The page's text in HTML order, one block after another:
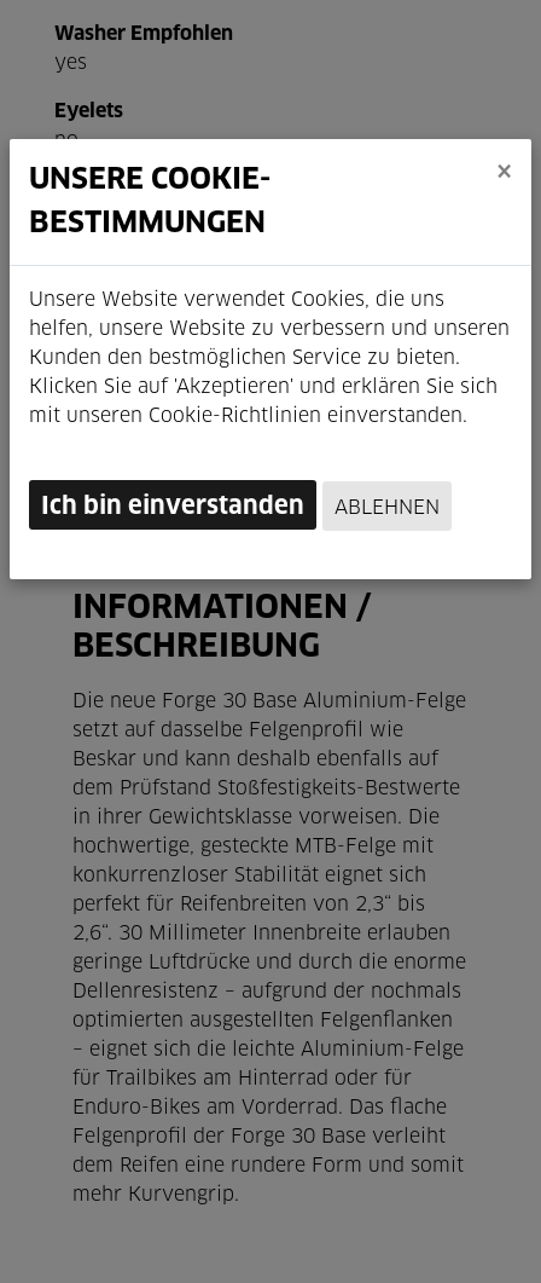
UNSERE COOKIE-
BESTIMMUNGEN
×
Unsere Website verwendet Cookies, die uns
helfen, unsere Website zu verbessern und unseren
Kunden den bestmöglichen Service zu bieten.
Klicken Sie auf 'Akzeptieren' und erklären Sie sich
mit unseren Cookie-Richtlinien einverstanden.
Ich bin einverstanden ABLEHNEN
Washer Empfohlen
yes
Eyelets
no
Gewicht
570g
ERD
599 / 561
TECHNISCHE
INFORMATIONEN /
BESCHREIBUNG
Die neue Forge 30 Base Aluminium-Felge
setzt auf dasselbe Felgenprofil wie
Beskar und kann deshalb ebenfalls auf
dem Prüfstand Stoßfestigkeits-Bestwerte
in ihrer Gewichtsklasse vorweisen. Die
hochwertige, gesteckte MTB-Felge mit
konkurrenzloser Stabilität eignet sich
perfekt für Reifenbreiten von 2,3“ bis
2,6“. 30 Millimeter Innenbreite erlauben
geringe Luftdrücke und durch die enorme
Dellenresistenz – aufgrund der nochmals
optimierten ausgestellten Felgenflanken
– eignet sich die leichte Aluminium-Felge
für Trailbikes am Hinterrad oder für
Enduro-Bikes am Vorderrad. Das flache
Felgenprofil der Forge 30 Base verleiht
dem Reifen eine rundere Form und somit
mehr Kurvengrip.